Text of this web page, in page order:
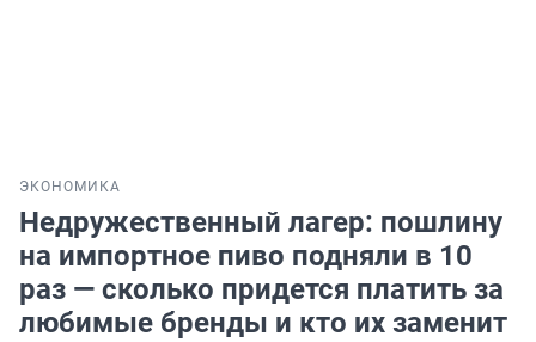
ЭКОНОМИКА
Недружественный лагер: пошлину
на импортное пиво подняли в 10
раз — сколько придется платить за
любимые бренды и кто их заменит